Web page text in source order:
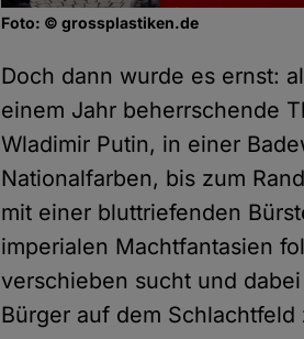
Foto: © grossplastiken.de
Doch dann wurde es ernst:
einem Jahr beherrschende
Wladimir Putin, in einer
Nationalfarben, bis zum
mit einer bluttriefenden
imperialen Machtfantasien
verschieben sucht und
Bürger auf dem